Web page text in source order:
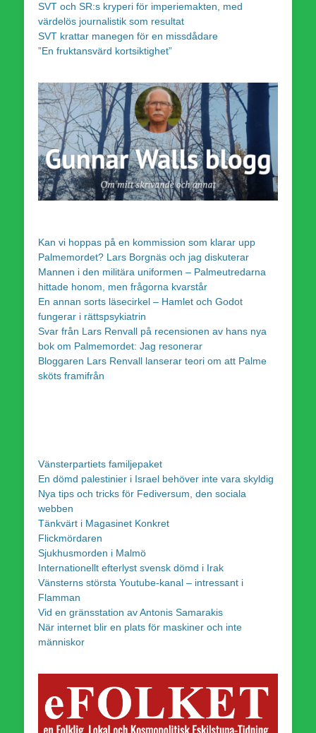
SVT och SR:s kryperi för imperiemakten, med
värdelös journalistik som resultat
SVT krattar manegen för en missdådare
”En fruktansvärd kortsiktighet”
Kan vi hoppas på en kommission som klarar upp
Palmemordet? Lars Borgnäs och jag diskuterar
Mannen i den militära uniformen – Palmeutredarna
hittade honom, men frågorna kvarstår
En annan sorts läsecirkel – Hamlet och Godot
fungerar i rättspsykiatrin
Svar från Lars Renvall på recensionen av hans nya
bok om Palmemordet: Jag resonerar
Bloggaren Lars Renvall lanserar teori om att Palme
sköts framifrån
Vänsterpartiets familjepaket
En dömd palestinier i Israel behöver inte vara skyldig
Nya tips och tricks för Fediversum, den sociala
webben
Tänkvärt i Magasinet Konkret
Flickmördaren
Sjukhusmorden i Malmö
Internationellt efterlyst svensk dömd i Irak
Vänsterns största Youtube-kanal – intressant i
Flamman
Vid en gränsstation av Antonis Samarakis
När internet blir en plats för maskiner och inte
människor